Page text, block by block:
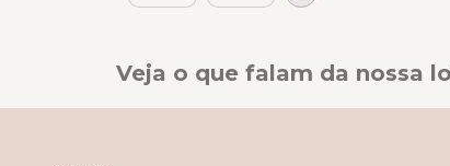
Veja o que falam da nossa